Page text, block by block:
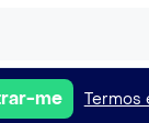
me Termos